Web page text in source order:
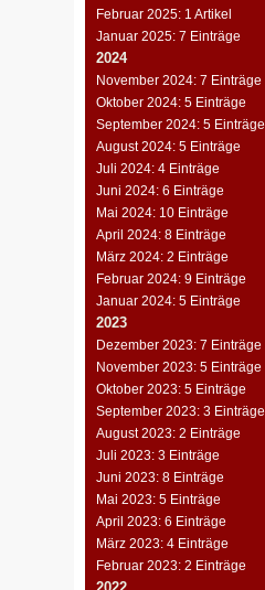
Februar 2025: 1 Artikel
Januar 2025: 7 Einträge
2024
November 2024: 7 Einträge
Oktober 2024: 5 Einträge
September 2024: 5 Einträge
August 2024: 5 Einträge
Juli 2024: 4 Einträge
Juni 2024: 6 Einträge
Mai 2024: 10 Einträge
April 2024: 8 Einträge
März 2024: 2 Einträge
Februar 2024: 9 Einträge
Januar 2024: 5 Einträge
2023
Dezember 2023: 7 Einträge
November 2023: 5 Einträge
Oktober 2023: 5 Einträge
September 2023: 3 Einträge
August 2023: 2 Einträge
Juli 2023: 3 Einträge
Juni 2023: 8 Einträge
Mai 2023: 5 Einträge
April 2023: 6 Einträge
März 2023: 4 Einträge
Februar 2023: 2 Einträge